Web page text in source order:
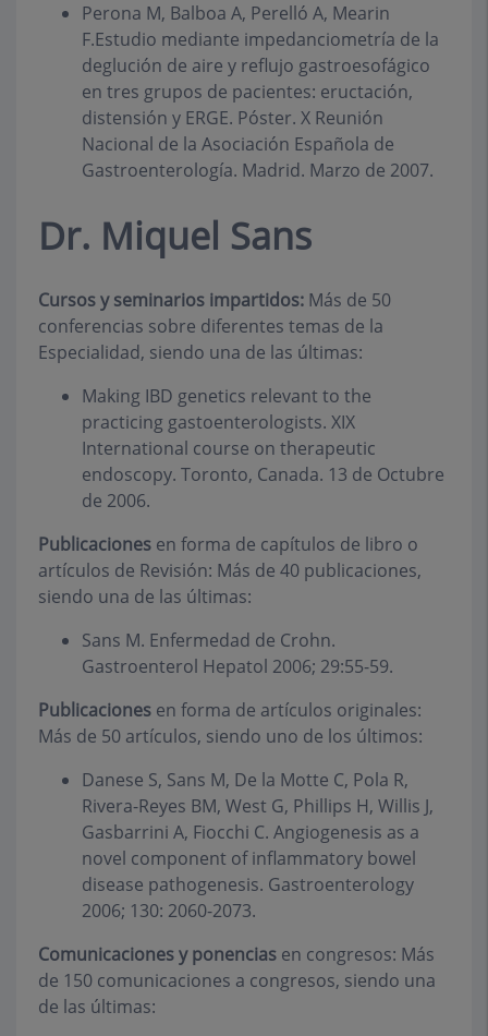
Perona M, Balboa A, Perelló A, Mearin
F.Estudio mediante impedanciometría de la
deglución de aire y reflujo gastroesofágico
en tres grupos de pacientes: eructación,
distensión y ERGE. Póster. X Reunión
Nacional de la Asociación Española de
Gastroenterología. Madrid. Marzo de 2007.
Dr. Miquel Sans
Cursos y seminarios impartidos: Más de 50
conferencias sobre diferentes temas de la
Especialidad, siendo una de las últimas:
Making IBD genetics relevant to the
practicing gastoenterologists. XIX
International course on therapeutic
endoscopy. Toronto, Canada. 13 de Octubre
de 2006.
Publicaciones en forma de capítulos de libro o
artículos de Revisión: Más de 40 publicaciones,
siendo una de las últimas:
Sans M. Enfermedad de Crohn.
Gastroenterol Hepatol 2006; 29:55-59.
Publicaciones en forma de artículos originales:
Más de 50 artículos, siendo uno de los últimos:
Danese S, Sans M, De la Motte C, Pola R,
Rivera-Reyes BM, West G, Phillips H, Willis J,
Gasbarrini A, Fiocchi C. Angiogenesis as a
novel component of inflammatory bowel
disease pathogenesis. Gastroenterology
2006; 130: 2060-2073.
Comunicaciones y ponencias en congresos: Más
de 150 comunicaciones a congresos, siendo una
de las últimas: